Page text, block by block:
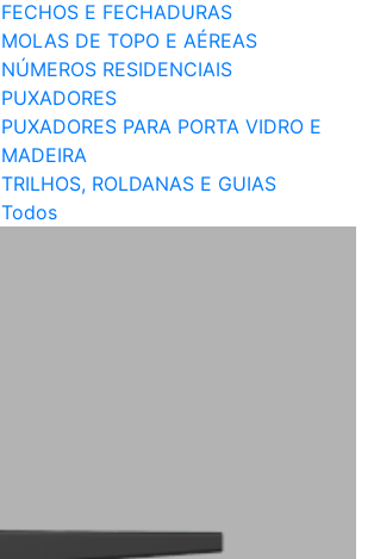
FECHOS E FECHADURAS
MOLAS DE TOPO E AÉREAS
NÚMEROS RESIDENCIAIS
PUXADORES
PUXADORES PARA PORTA VIDRO E
MADEIRA
TRILHOS, ROLDANAS E GUIAS
Todos